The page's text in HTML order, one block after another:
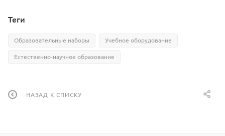
Теги
Образовательные наборы Учебное оборудование
Естественно-научное образование
НАЗАД К СПИСКУ